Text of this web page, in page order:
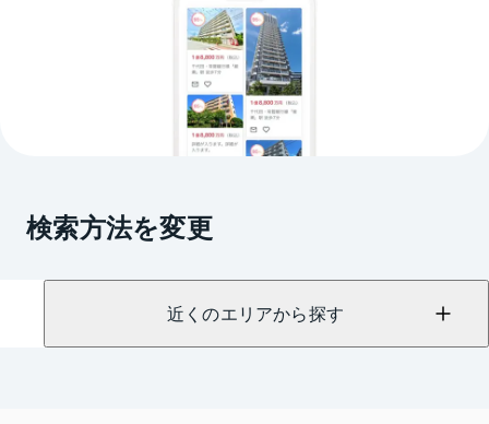
検索方法を変更
近くのエリアから探す